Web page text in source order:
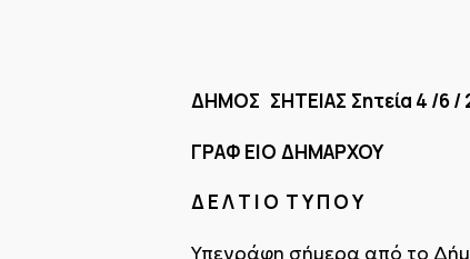
ΔΗΜΟΣ ΣΗΤΕΙΑΣ Σητεία 4 /6 /
ΓΡΑΦ ΕΙΟ ΔΗΜΑΡΧΟΥ
Δ Ε Λ Τ Ι Ο Τ Υ Π Ο Υ
Υπεγράφη σήμερα από το